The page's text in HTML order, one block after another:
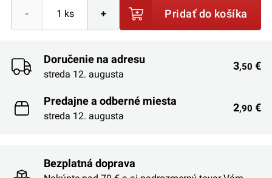
- + Pridať do košíka
Doručenie na adresu
streda 12. augusta
3,50 €
Predajne a odberné miesta
streda 12. augusta
2,90 €
Bezplatná doprava